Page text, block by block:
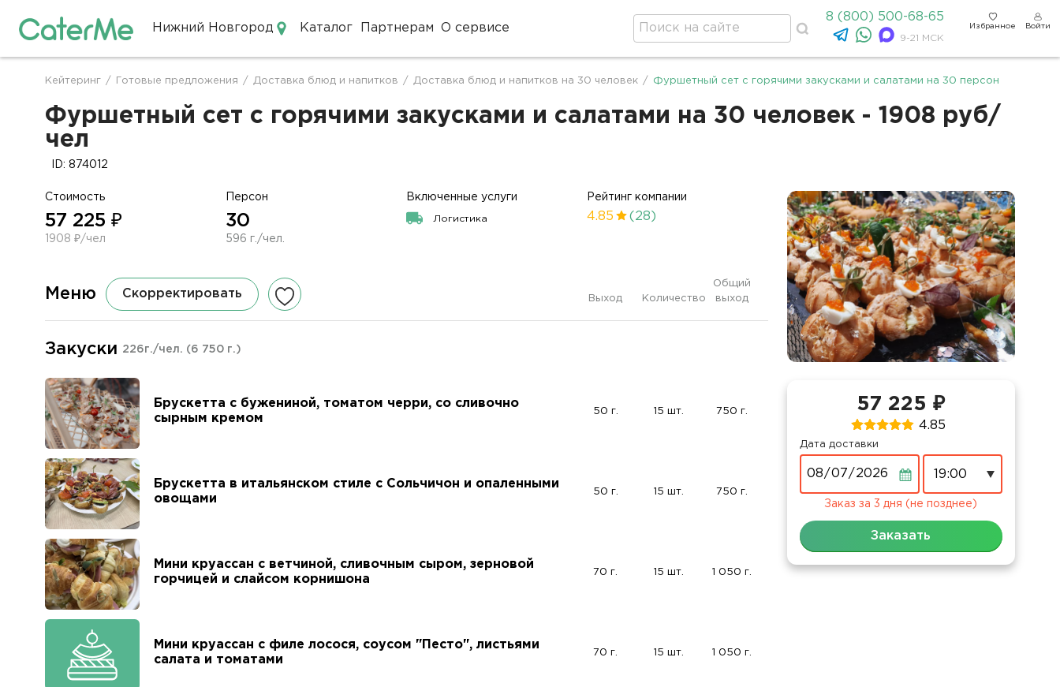
Нижний Новгород Каталог Партнерам О сервисе
8 (800) 500-68-65
9-21 МСК
Избранное Войти
Строка
навигации
Кейтеринг / Готовые предложения / Доставка блюд и напитков / Доставка блюд и напитков на 30 человек / Фуршетный сет с горячими закусками и салатами на 30 персон
Фуршетный сет с горячими закусками и салатами на 30 человек - 1908 руб/
чел
ID: 874012
Стоимость
57 225 ₽
1908 ₽/чел
Персон
30
596 г./чел.
Включенные услуги
Логистика
Рейтинг компании
4.85 (28)
Меню Скорректировать Выход Количество
Общий
выход
Закуски 226г./чел. (6 750 г.)
Брускетта с бужениной, томатом черри, со сливочно
сырным кремом
50 г. 15 шт. 750 г.
Брускетта в итальянском стиле с Сольчичон и опаленными
овощами
50 г. 15 шт. 750 г.
Мини круассан с ветчиной, сливочным сыром, зерновой
горчицей и слайсом корнишона
70 г. 15 шт. 1 050 г.
Мини круассан с филе лосося, соусом "Песто", листьями
салата и томатами
70 г. 15 шт. 1 050 г.
57 225 ₽
4.85
Дата доставки
Заказ за 3 дня (не позднее)
Заказать